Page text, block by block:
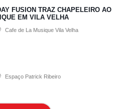
FUSION TRAZ CHAPELEIRO AO
EM VILA VELHA
Cafe de La Musique Vila Velha
Espaço Patrick Ribeiro